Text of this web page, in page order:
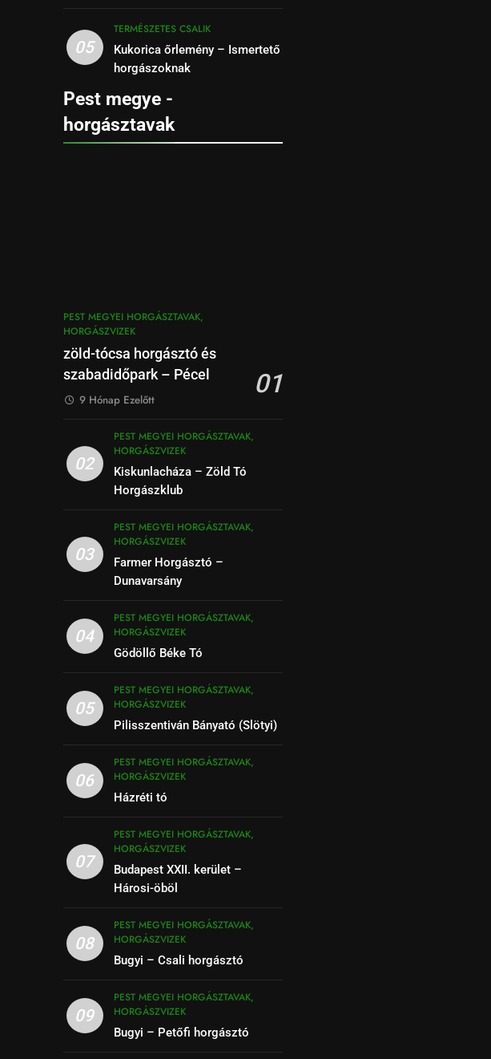
05
TERMÉSZETES CSALIK
Kukorica őrlemény – Ismertető
horgászoknak
Pest megye -
horgásztavak
PEST MEGYEI HORGÁSZTAVAK,
HORGÁSZVIZEK
zöld-tócsa horgásztó és
szabadidőpark – Pécel
01
9 Hónap Ezelőtt
02
PEST MEGYEI HORGÁSZTAVAK,
HORGÁSZVIZEK
Kiskunlacháza – Zöld Tó
Horgászklub
03
PEST MEGYEI HORGÁSZTAVAK,
HORGÁSZVIZEK
Farmer Horgásztó –
Dunavarsány
04
PEST MEGYEI HORGÁSZTAVAK,
HORGÁSZVIZEK
Gödöllő Béke Tó
05
PEST MEGYEI HORGÁSZTAVAK,
HORGÁSZVIZEK
Pilisszentiván Bányató (Slötyi)
06
PEST MEGYEI HORGÁSZTAVAK,
HORGÁSZVIZEK
Házréti tó
07
PEST MEGYEI HORGÁSZTAVAK,
HORGÁSZVIZEK
Budapest XXII. kerület –
Hárosi-öböl
08
PEST MEGYEI HORGÁSZTAVAK,
HORGÁSZVIZEK
Bugyi – Csali horgásztó
09
PEST MEGYEI HORGÁSZTAVAK,
HORGÁSZVIZEK
Bugyi – Petőfi horgásztó